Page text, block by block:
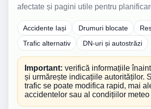
afectate și pagini utile pentru
Accidente Iași Drumuri blocate
Trafic alternativ
DN-uri și autostrăzi
Important: verifică informațiile
și urmărește indicațiile autorităților.
trafic se poate modifica rapid, mai
accidentelor sau al condițiilor